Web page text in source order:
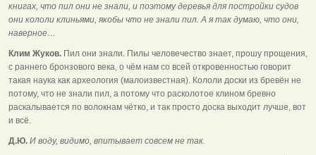
книгах, что пил они не знали, и поэтому деревья для постройки судов
они кололи клиньями, якобы что не знали пил. А я так думаю, что они,
наверное…
Клим Жуков. Пил они знали. Пилы человечество знает, прошу прощения,
с раннего бронзового века, о чём нам со всей откровенностью говорит
такая наука как археология (малоизвестная). Кололи доски из бревён не
потому, что не знали пил, а потому что расколотое клином бревно
раскалывается по волокнам чётко, и так просто доска выходит лучше, вот
и всё.
Д.Ю. И воду, видимо, впитывает совсем не так.